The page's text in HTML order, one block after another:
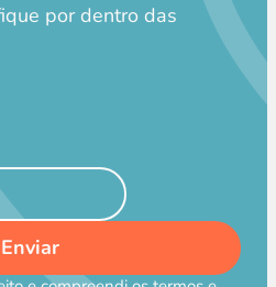
por dentro das